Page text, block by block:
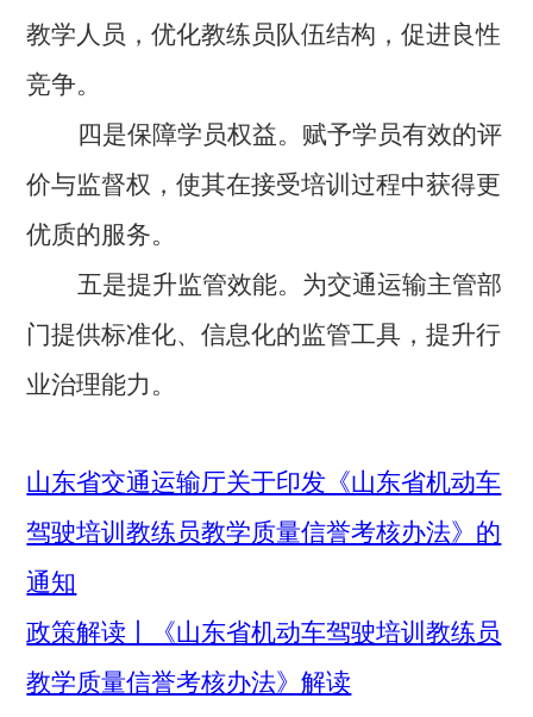
教学人员，优化教练员队伍结构，促进良性
竞争。
四是保障学员权益。赋予学员有效的评
价与监督权，使其在接受培训过程中获得更
优质的服务。
五是提升监管效能。为交通运输主管部
门提供标准化、信息化的监管工具，提升行
业治理能力。
山东省交通运输厅关于印发《山东省机动车
驾驶培训教练员教学质量信誉考核办法》的
通知
政策解读丨《山东省机动车驾驶培训教练员
教学质量信誉考核办法》解读